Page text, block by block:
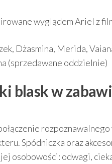
wyglądem Ariel z
Dżasmina, Merida,
(sprzedawane oddzielnie)
blask w
Spódniczka oraz
osobowości: odwagi,